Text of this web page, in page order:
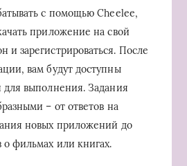
с помощью Cheelee,
приложение на свой
и зарегистрироваться. После
вам будут доступны
для выполнения. Задания
– от ответов на
новых приложений до
о фильмах или книгах.